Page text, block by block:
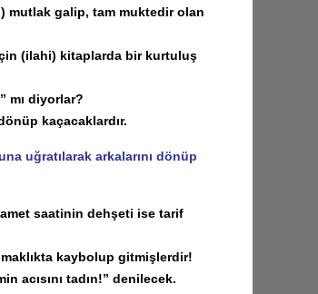
mutlak galip, tam muktedir olan
(ilahi) kitaplarda bir kurtuluş
mı diyorlar?
kaçacaklardır.
uğratılarak arkalarını dönüp
saatinin dehşeti ise tarif
kaybolup gitmişlerdir!
tadın!” denilecek.